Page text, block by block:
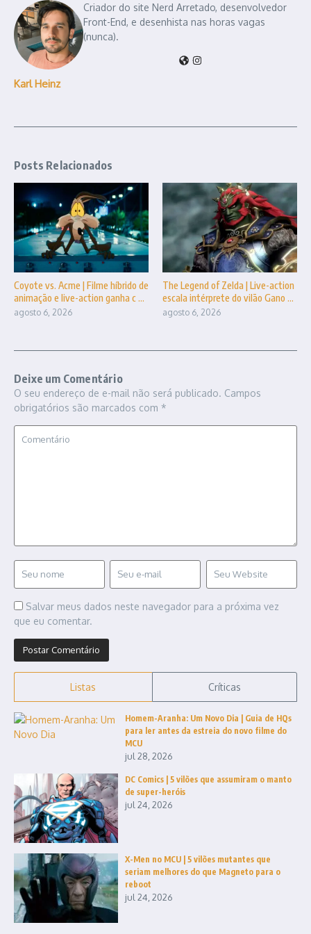
Karl Heinz
Criador do site Nerd Arretado, desenvolvedor
Front-End, e desenhista nas horas vagas
(nunca).
Posts Relacionados
Coyote vs. Acme | Filme híbrido de
animação e live-action ganha c ...
agosto 6, 2026
The Legend of Zelda | Live-action
escala intérprete do vilão Gano ...
agosto 6, 2026
Deixe um Comentário
O seu endereço de e-mail não será publicado. Campos
obrigatórios são marcados com *
Salvar meus dados neste navegador para a próxima vez
que eu comentar.
Listas Críticas
Homem-Aranha: Um Novo Dia | Guia de HQs
para ler antes da estreia do novo filme do
MCU
jul 28, 2026
DC Comics | 5 vilões que assumiram o manto
de super-heróis
jul 24, 2026
X-Men no MCU | 5 vilões mutantes que
seriam melhores do que Magneto para o
reboot
jul 24, 2026